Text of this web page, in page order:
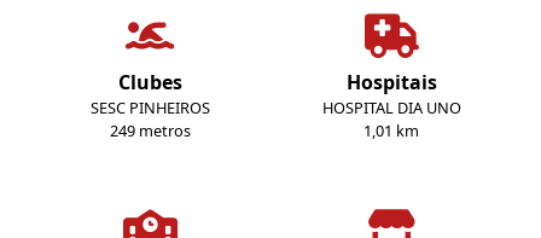
Clubes
SESC PINHEIROS
249 metros
Hospitais
HOSPITAL DIA UNO
1,01 km